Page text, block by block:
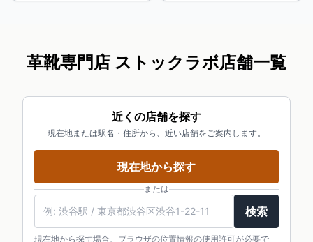
革靴専門店 ストックラボ店舗一覧
近くの店舗を探す
現在地または駅名・住所から、近い店舗をご案内します。
現在地から探す
または
検索
現在地から探す場合、ブラウザの位置情報の使用許可が必要で